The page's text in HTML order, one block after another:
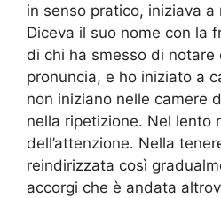
in senso pratico, iniziava a
Diceva il suo nome con la
di chi ha smesso di notare
pronuncia, e ho iniziato a
non iniziano nelle camere
nella ripetizione. Nel lento
dell’attenzione. Nella
reindirizzata così
accorgi che è andata